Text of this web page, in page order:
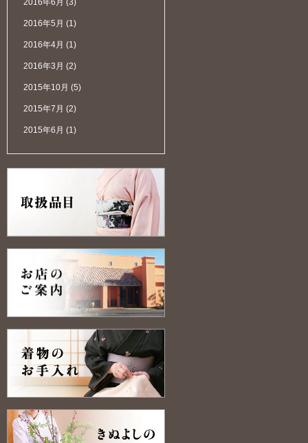
2016年6月 (3)
2016年5月 (1)
2016年4月 (1)
2016年3月 (2)
2015年10月 (5)
2015年7月 (2)
2015年6月 (1)